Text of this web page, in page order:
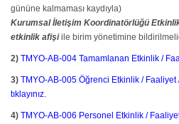
gününe kalmaması kaydıyla)
Kurumsal İletişim Koordinatörlüğü
etkinlik afişiile birim yönetimine
2) TMYO-AB-004 Tamamlanan Etkinlik /
3) TMYO-AB-005 Öğrenci Etkinlik / Faaliyet
tıklayınız.
4) TMYO-AB-006 Personel Etkinlik / Faaliyet